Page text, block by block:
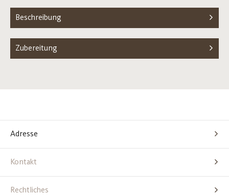
Beschreibung
Zubereitung
Adresse
Kontakt
Rechtliches